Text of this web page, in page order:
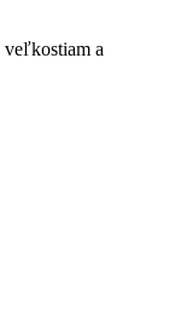
a